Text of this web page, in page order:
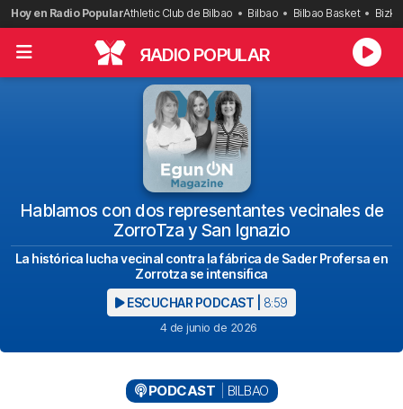
Saltar
al
contenido
Hoy en Radio PopularAthletic Club de Bilbao Bilbao Bilbao Basket
RADIO POPULAR
Hablamos con dos representantes vecinales de
ZorroTza y San Ignazio
La histórica lucha vecinal contra la fábrica de Sader Profersa en
Zorrotza se intensifica
ESCUCHAR PODCAST | 8:59
4 de junio de 2026
PODCAST BILBAO